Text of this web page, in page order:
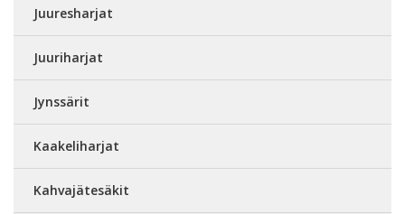
Juuresharjat
Juuriharjat
Jynssärit
Kaakeliharjat
Kahvajätesäkit